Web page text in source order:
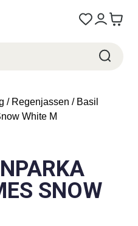
/ Regenjassen / Basil
White M
SNOW